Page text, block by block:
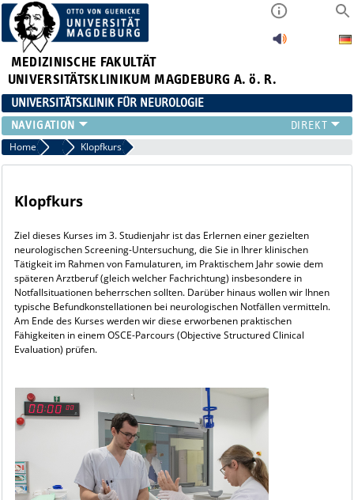
MEDIZINISCHE FAKULTÄT
UNIVERSITÄTSKLINIKUM MAGDEBURG A. ö. R.
UNIVERSITÄTSKLINIK FÜR NEUROLOGIE
TEAM
SCHWERPUNKTE
ÄRZTE/ZUWEISER
LEHRE UND AUSBILDUNG
BEWERBER
NEUVANET SAN
Home Lehre und Ausbildung
Klopfkurs
Klopfkurs
Ziel dieses Kurses im 3. Studienjahr ist das Erlernen einer gezielten
neurologischen Screening-Untersuchung, die Sie in Ihrer klinischen
Tätigkeit im Rahmen von Famulaturen, im Praktischem Jahr sowie dem
späteren Arztberuf (gleich welcher Fachrichtung) insbesondere in
Notfallsituationen beherrschen sollten. Darüber hinaus wollen wir Ihnen
typische Befundkonstellationen bei neurologischen Notfällen vermitteln.
Am Ende des Kurses werden wir diese erworbenen praktischen
Fähigkeiten in einem OSCE-Parcours (Objective Structured Clinical
Evaluation) prüfen.